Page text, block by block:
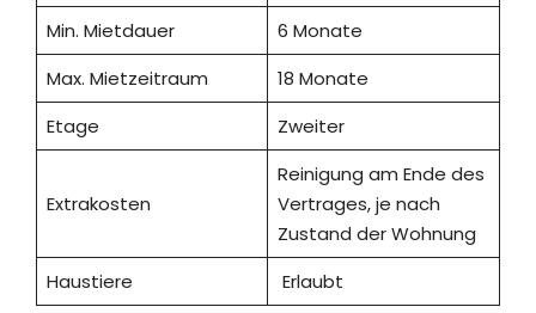
Min. Mietdauer
6 Monate
Max. Mietzeitraum
18 Monate
Etage
Zweiter
Extrakosten
Reinigung am Ende des
Vertrages, je nach
Zustand der Wohnung
Haustiere
Erlaubt